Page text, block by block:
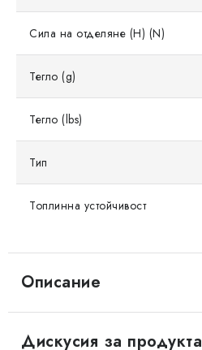
Описание
Сила на отделяне (Н) (N)
Тегло (g)
Тегло (lbs)
Тип
Топлинна устойчивост
Дискусия за продукта